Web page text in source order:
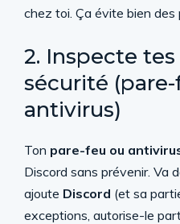
chez toi. Ça évite bien des
2. Inspecte
sécurité
antivirus)
Ton pare-feu ou
Discord sans prévenir. Va
ajoute Discord (et sa
exceptions, autorise-le